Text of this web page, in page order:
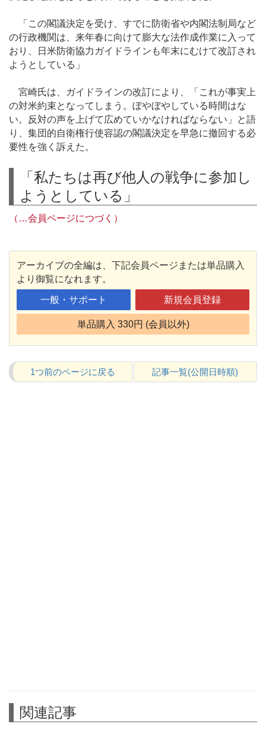
「この閣議決定を受け、すでに防衛省や内閣法制局など
の行政機関は、来年春に向けて膨大な法作成作業に入って
おり、日米防衛協力ガイドラインも年末にむけて改訂され
ようとしている」
宮崎氏は、ガイドラインの改訂により、「これが事実上
の対米約束となってしまう。ぼやぼやしている時間はな
い。反対の声を上げて広めていかなければならない」と語
り、集団的自衛権行使容認の閣議決定を早急に撤回する必
要性を強く訴えた。
「私たちは再び他人の戦争に参加し
ようとしている」
（…会員ページにつづく）
アーカイブの全編は、下記会員ページまたは単品購入
より御覧になれます。
一般・サポート 新規会員登録
単品購入 330円 (会員以外)
1つ前のページに戻る 記事一覧(公開日時順)
関連記事